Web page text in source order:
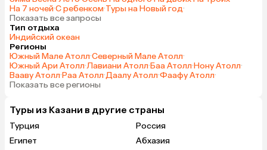
На 7 ночей·С ребенком·Туры на Новый год·
Показать все запросы
Тип отдыха
Индийский океан
Регионы
Южный Мале Атолл·Северный Мале Атолл·
Южный Ари Атолл·Лавиани Атолл·Баа Атолл·Нону Атолл·
Вааву Атолл·Раа Атолл·Даалу Атолл·Фаафу Атолл·
Показать все регионы
Туры из Казани в другие страны
Турция
Россия
Египет
Абхазия